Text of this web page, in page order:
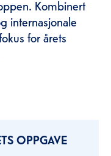
Kombinert
internasjonale
for årets
OPPGAVE